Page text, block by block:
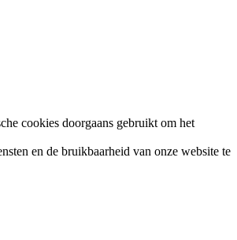
cookies doorgaans gebruikt om het
en de bruikbaarheid van onze website te